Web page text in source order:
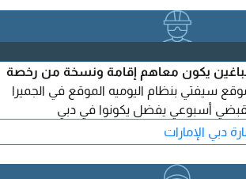
يكون معاهم إقامة ونسخة من رخصة
سيفتي بنظام اليوميه الموقع في الجميرا
دبي الإمارات